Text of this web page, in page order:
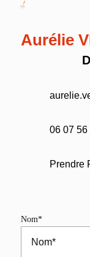
Aurélie
06 07 56
Prendre
Nom*